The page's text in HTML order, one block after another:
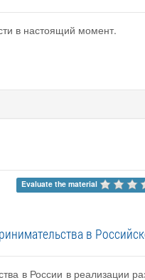
в настоящий момент.
Evaluate the material
в
в России в реализации